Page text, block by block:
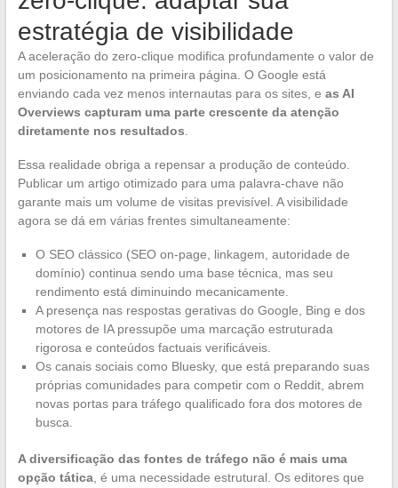
estratégia de visibilidade
A aceleração do zero-clique modifica profundamente o valor de
um posicionamento na primeira página. O Google está
enviando cada vez menos internautas para os sites, e as AI
Overviews capturam uma parte crescente da atenção
diretamente nos resultados.
Essa realidade obriga a repensar a produção de conteúdo.
Publicar um artigo otimizado para uma palavra-chave não
garante mais um volume de visitas previsível. A visibilidade
agora se dá em várias frentes simultaneamente:
O SEO clássico (SEO on-page, linkagem, autoridade de
domínio) continua sendo uma base técnica, mas seu
rendimento está diminuindo mecanicamente.
A presença nas respostas gerativas do Google, Bing e dos
motores de IA pressupõe uma marcação estruturada
rigorosa e conteúdos factuais verificáveis.
Os canais sociais como Bluesky, que está preparando suas
próprias comunidades para competir com o Reddit, abrem
novas portas para tráfego qualificado fora dos motores de
busca.
A diversificação das fontes de tráfego não é mais uma
opção tática, é uma necessidade estrutural. Os editores que